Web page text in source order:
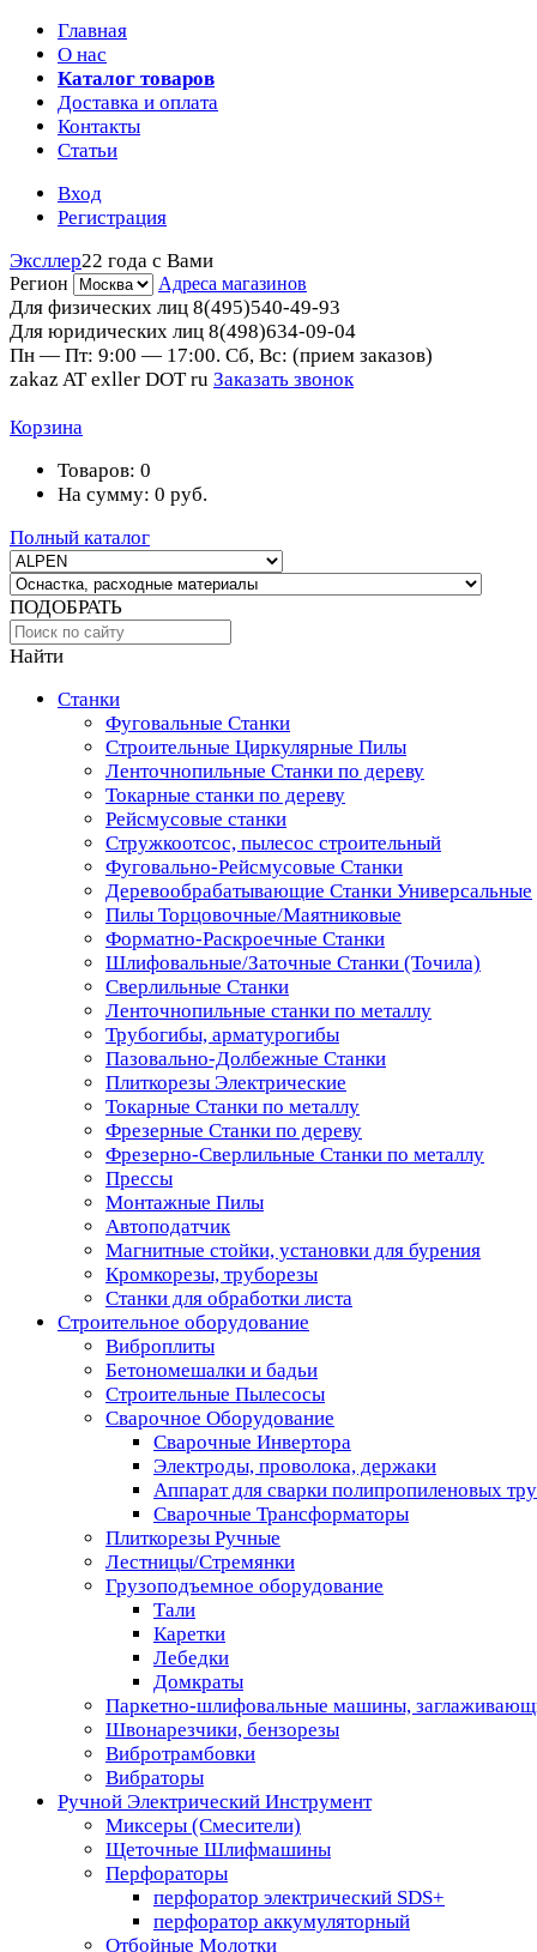
Главная
О нас
Каталог товаров
Доставка и оплата
Контакты
Статьи
Вход
Регистрация
Эксллер22 года с Вами
Регион Адреса магазинов
Для физических лиц 8(495)540-49-93
Для юридических лиц 8(498)634-09-04
Пн — Пт: 9:00 — 17:00. Сб, Вс: (прием заказов)
zakaz AT exller DOT ru Заказать звонок
Корзина
Товаров: 0
На сумму: 0 руб.
Полный каталог
ПОДОБРАТЬ
Найти
Станки
Фуговальные Станки
Строительные Циркулярные Пилы
Ленточнопильные Станки по дереву
Токарные станки по дереву
Рейсмусовые станки
Стружкоотсос, пылесос строительный
Фуговально-Рейсмусовые Станки
Деревообрабатывающие Станки Универсальные
Пилы Торцовочные/Маятниковые
Форматно-Раскроечные Станки
Шлифовальные/Заточные Станки (Точила)
Сверлильные Станки
Ленточнопильные станки по металлу
Трубогибы, арматурогибы
Пазовально-Долбежные Станки
Плиткорезы Электрические
Токарные Станки по металлу
Фрезерные Станки по дереву
Фрезерно-Сверлильные Станки по металлу
Прессы
Монтажные Пилы
Автоподатчик
Магнитные стойки, установки для бурения
Кромкорезы, труборезы
Станки для обработки листа
Строительное оборудование
Виброплиты
Бетономешалки и бадьи
Строительные Пылесосы
Сварочное Оборудование
Сварочные Инвертора
Электроды, проволока, держаки
Аппарат для сварки полипропиленовых
Сварочные Трансформаторы
Плиткорезы Ручные
Лестницы/Стремянки
Грузоподъемное оборудование
Тали
Каретки
Лебедки
Домкраты
Паркетно-шлифовальные машины,
Швонарезчики, бензорезы
Вибротрамбовки
Вибраторы
Ручной Электрический Инструмент
Миксеры (Смесители)
Щеточные Шлифмашины
Перфораторы
перфоратор электрический SDS+
перфоратор аккумуляторный
Отбойные Молотки